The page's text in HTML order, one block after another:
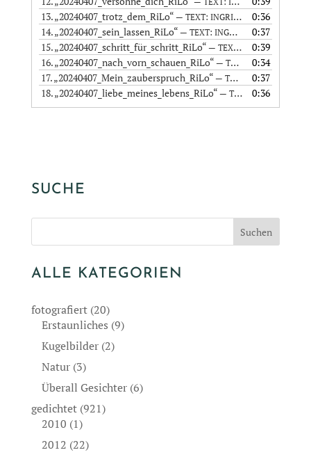
13.„20240407_trotz_dem_RiLo“ — TEXT: INGRID LACHMANN - SPRECHER, MUSIK, ERSTELLUNG AUDIODATEI: RICO LÖFFLER
0:36
14.„20240407_sein_lassen_RiLo“ — TEXT: INGRID LACHMANN - SPRECHER, MUSIK, ERSTELLUNG AUDIODATEI: RICO LÖFFLER
0:37
15.„20240407_schritt_für_schritt_RiLo“ — TEXT: INGRID LACHMANN - SPRECHER, MUSIK, ERSTELLUNG AUDIODATEI: RICO LÖFFLER
0:39
16.„20240407_nach_vorn_schauen_RiLo“ — TEXT: INGRID LACHMANN - SPRECHER, MUSIK, ERSTELLUNG AUDIODATEI: RICO LÖFFLER
0:34
17.„20240407_Mein_zauberspruch_RiLo“ — TEXT: INGRID LACHMANN - SPRECHER, MUSIK, ERSTELLUNG AUDIODATEI: RICO LÖFFLER
0:37
18.„20240407_liebe_meines_lebens_RiLo“ — TEXT: INGRID LACHMANN - SPRECHER, MUSIK, ERSTELLUNG AUDIODATEI: RICO LÖFFLER 0:36
SUCHE
ALLE KATEGORIEN
fotografiert(20)
Erstaunliches (9)
Kugelbilder(2)
Natur(3)
Überall Gesichter(6)
gedichtet(921)
2010 (1)
2012 (22)